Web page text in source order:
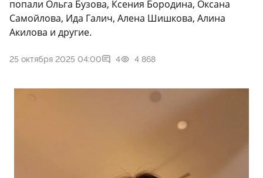
попали Ольга Бузова, Ксения Бородина, Оксана
Самойлова, Ида Галич, Алена Шишкова, Алина
Акилова и другие.
25 октября 2025 04:00 4 4 868